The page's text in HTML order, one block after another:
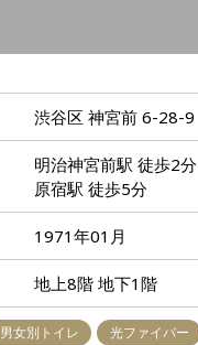
渋谷区 神宮前 6-28-9
明治神宮前駅 徒歩2分
原宿駅 徒歩5分
1971年01月
地上8階 地下1階
男女別トイレ 光ファイバー